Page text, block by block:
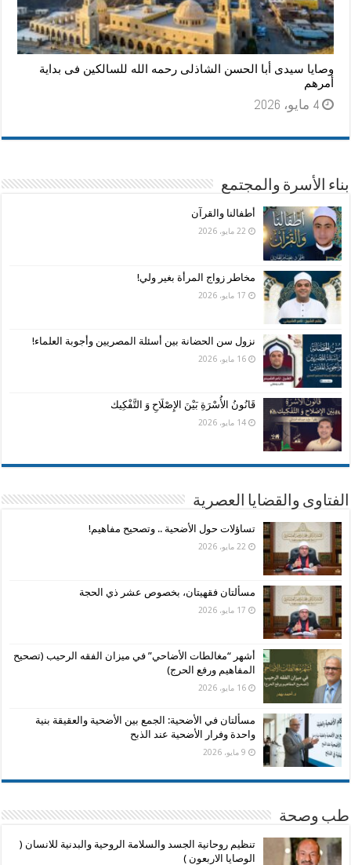
وصايا سيدى أبا الحسن الشاذلى رحمه الله للسالكين فى بداية
أمرهم
4 مايو، 2026
بناء الأسرة والمجتمع
أطفالنا والقرآن
22 مايو، 2026
مخاطر زواج المرأة بغير ولي!
17 مايو، 2026
نزول سن الحضانة بين أسئلة المصريين وأجوبة العلماء!
16 مايو، 2026
قَانُونُ الأُسْرَةِ بَيْنَ الإِصْلَاحِ وَ التَّفْكِيك
14 مايو، 2026
الفتاوى والقضايا العصرية
تساؤلات حول الأضحية .. وتصحيح مفاهيم!
22 مايو، 2026
مسألتان فقهيتان، بخصوص عشر ذي الحجة
17 مايو، 2026
أشهر “مغالطات الأضاحي” في ميزان الفقه الرحيب (تصحيح
المفاهيم ورفع الحرج)
16 مايو، 2026
مسألتان في الأضحية: الجمع بين الأضحية والعقيقة بنية
واحدة وفرار الأضحية عند الذبح
9 مايو، 2026
طب وصحة
تنظيم روحانية الجسد والسلامة الروحية والبدنية للانسان (
الوصايا الاربعون )